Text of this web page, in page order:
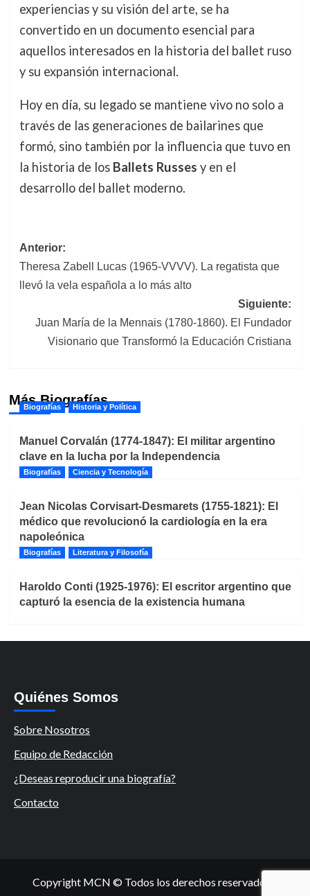
experiencias y su visión del arte, se ha
convertido en un documento esencial para
aquellos interesados en la historia del ballet ruso
y su expansión internacional.
Hoy en día, su legado se mantiene vivo no solo a
través de las generaciones de bailarines que
formó, sino también por la influencia que tuvo en
la historia de los Ballets Russes y en el
desarrollo del ballet moderno.
Navegación
de
entradas
Anterior:
Theresa Zabell Lucas (1965-VVVV). La regatista que
llevó la vela española a lo más alto
Siguiente:
Juan María de la Mennais (1780-1860). El Fundador
Visionario que Transformó la Educación Cristiana
Más Biografías
Biografías Historia y Política
Manuel Corvalán (1774-1847): El militar argentino
clave en la lucha por la Independencia
Biografías Ciencia y Tecnología
Jean Nicolas Corvisart-Desmarets (1755-1821): El
médico que revolucionó la cardiología en la era
napoleónica
Biografías Literatura y Filosofía
Haroldo Conti (1925-1976): El escritor argentino que
capturó la esencia de la existencia humana
Quiénes Somos
Sobre Nosotros
Equipo de Redacción
¿Deseas reproducir una biografía?
Contacto
Copyright MCN © Todos los derechos reservados.